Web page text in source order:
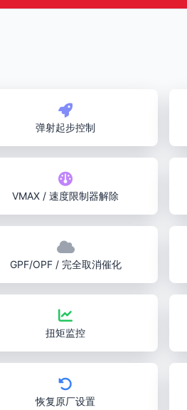
弹射起步控制
VMAX / 速度限制器解除
GPF/OPF / 完全取消催化
扭矩监控
恢复原厂设置